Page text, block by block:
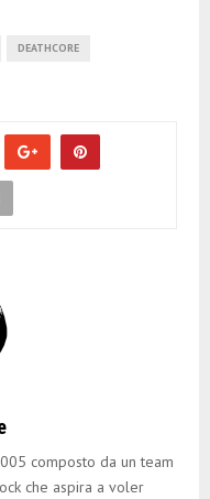
DEATHCORE
composto da un team
che aspira a voler